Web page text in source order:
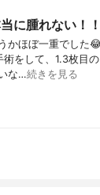
に腫れない！！
かほぼ一重でした
をして、1.3枚目
な…続きを見る